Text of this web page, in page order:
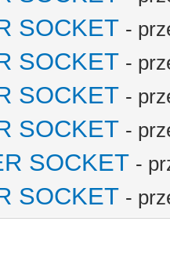
SOCKET -
SOCKET -
SOCKET -
SOCKET -
SOCKET -
SOCKET -